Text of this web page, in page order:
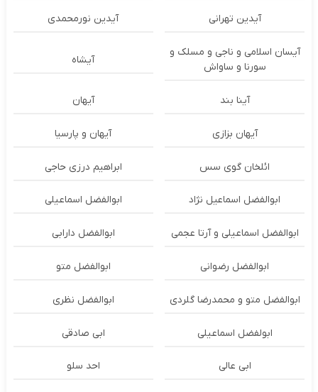
آیدین تهرانی آیدین نورمحمدی
آیسان اسلامی و ناجی و مسلک و
سورنا و ساواش
آیشاه
آینا بند آیهان
آیهان بزازی آیهان و پارسیا
ائلخان گوی سس ابراهیم درزی حاجی
ابوالفضل اسماعیل نژاد ابوالفضل اسماعیلی
ابوالفضل اسماعیلی و آرتا عجمی ابوالفضل دارابی
ابوالفضل رضوانی ابوالفضل متو
ابوالفضل متو و محمدرضا گلردی ابوالفضل نظری
ابولفضل اسماعیلی ابی صادقی
ابی عالی احد سلو